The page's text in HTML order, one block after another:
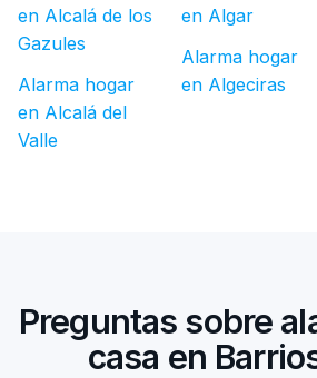
en Alcalá de los
Gazules
Alarma hogar
en Alcalá del
Valle
en Algar
Alarma hogar
en Algeciras
Preguntas sobre
casa en